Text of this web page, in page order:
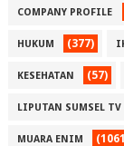
COMPANY PROFILE
HUKUM (377)
KESEHATAN (57)
LIPUTAN SUMSEL TV
MUARA ENIM